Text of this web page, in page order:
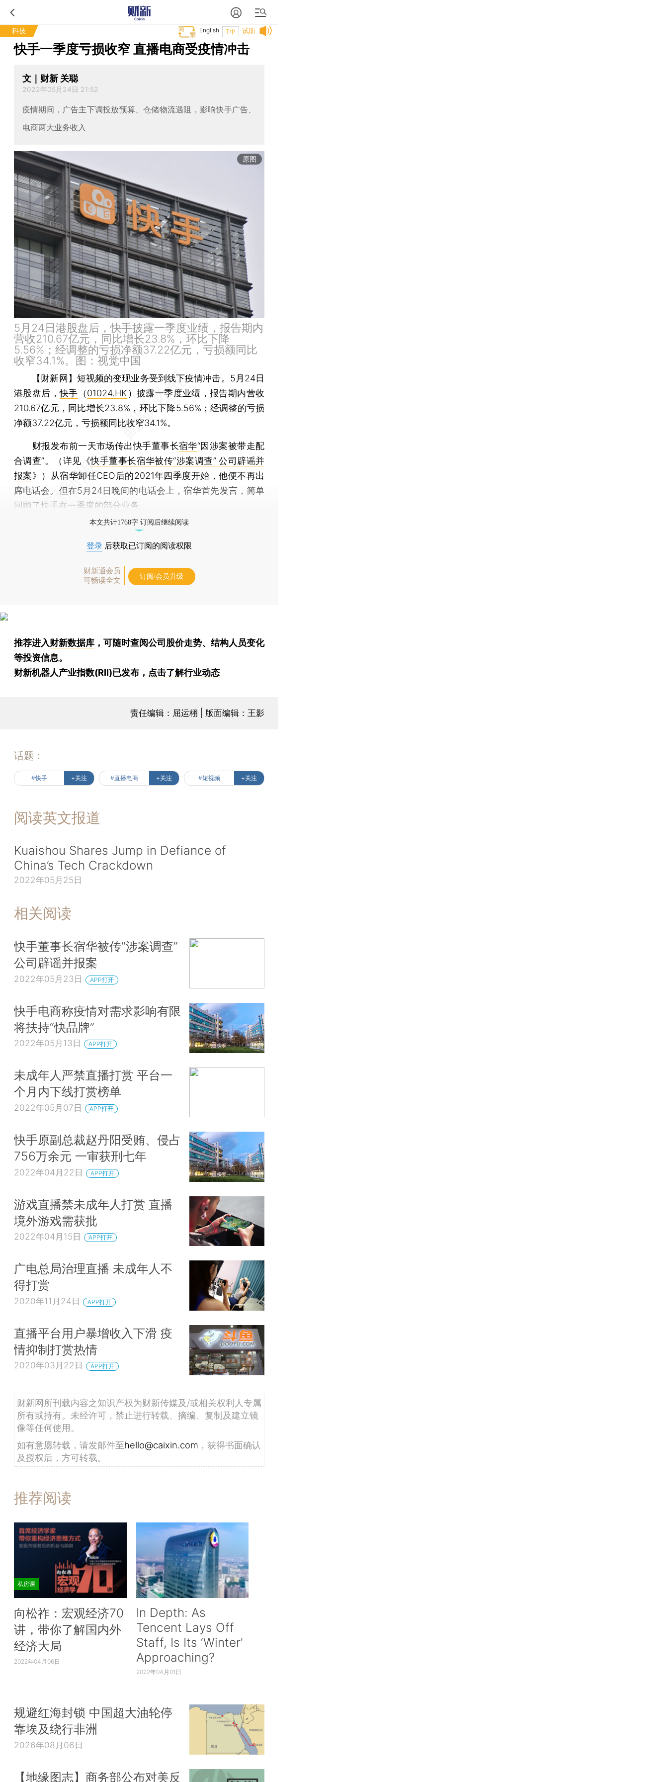
科技 试听
T中
English
快手一季度亏损收窄 直播电商受疫情冲击
文｜财新 关聪
2022年05月24日 21:52
疫情期间，广告主下调投放预算、仓储物流遇阻，影响快手广告、
电商两大业务收入
原图
5月24日港股盘后，快手披露一季度业绩，报告期内
营收210.67亿元，同比增长23.8%，环比下降
5.56%；经调整的亏损净额37.22亿元，亏损额同比
收窄34.1%。图：视觉中国
【财新网】 短视频的变现业务受到线下疫情冲击。5月24日
港股盘后，快手 （01024.HK ）披露一季度业绩，报告期内营收
210.67亿元，同比增长23.8%，环比下降5.56%；经调整的亏损
净额37.22亿元，亏损额同比收窄34.1%。
财报发布前一天市场传出快手董事长宿华“因涉案被带走配
合调查”。（详见《快手董事长宿华被传“涉案调查” 公司辟谣并
报案》）从宿华卸任CEO后的2021年四季度开始，他便不再出
席电话会。但在5月24日晚间的电话会上，宿华首先发言，简单
回顾了快手在一季度的部分业务。
本文共计1768字 订阅后继续阅读
登录 后获取已订阅的阅读权限
财新通会员
可畅读全文
订阅/会员升级
推荐进入财新数据库 ，可随时查阅公司股价走势、结构人员变化
等投资信息。
财新机器人产业指数(RII)已发布， 点击了解行业动态
责任编辑：屈运栩 | 版面编辑：王影
话题：
#快手 +关注 #直播电商 +关注 #短视频 +关注
阅读英文报道
Kuaishou Shares Jump in Defiance of
China’s Tech Crackdown
2022年05月25日
相关阅读
快手董事长宿华被传“涉案调查”
公司辟谣并报案
2022年05月23日 APP打开
快手电商称疫情对需求影响有限
将扶持“快品牌”
2022年05月13日 APP打开
未成年人严禁直播打赏 平台一
个月内下线打赏榜单
2022年05月07日 APP打开
快手原副总裁赵丹阳受贿、侵占
756万余元 一审获刑七年
2022年04月22日 APP打开
游戏直播禁未成年人打赏 直播
境外游戏需获批
2022年04月15日 APP打开
广电总局治理直播 未成年人不
得打赏
2020年11月24日 APP打开
直播平台用户暴增收入下滑 疫
情抑制打赏热情
2020年03月22日 APP打开
财新网所刊载内容之知识产权为财新传媒及/或相关权利人专属
所有或持有。未经许可，禁止进行转载、摘编、复制及建立镜
像等任何使用。
如有意愿转载，请发邮件至hello@caixin.com ，获得书面确认
及授权后，方可转载。
推荐阅读
私房课
向松祚：宏观经济70
讲，带你了解国内外
经济大局
2022年04月06日
In Depth: As
Tencent Lays Off
Staff, Is Its ‘Winter’
Approaching?
2022年04月01日
规避红海封锁 中国超大油轮停
靠埃及绕行非洲
2026年08月06日
【地缘图志】商务部公布对美反